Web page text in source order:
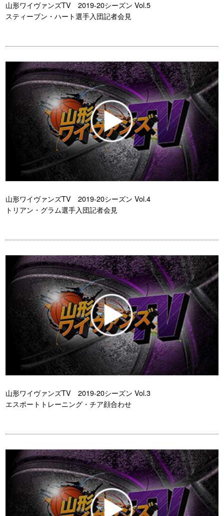
山形ワイヴァンズTV 2019-20シーズン Vol.5
スティーブン・ハート選手入団記者会見
山形ワイヴァンズTV 2019-20シーズン Vol.4
トリアン・グラム選手入団記者会見
山形ワイヴァンズTV 2019-20シーズン Vol.3
エスポートトレーニング・チア顔合わせ